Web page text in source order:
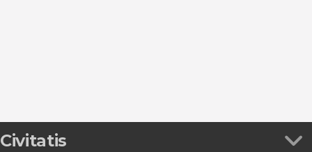
Civitatis